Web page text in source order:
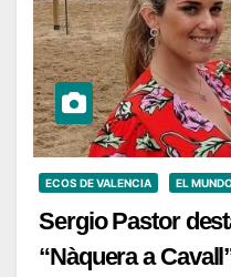
ECOS DE VALENCIA EL
Sergio Pastor
“Nàquera a